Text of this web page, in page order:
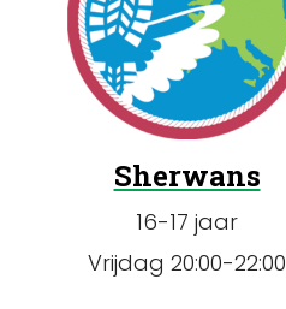
Sherwans
16-17 jaar
Vrijdag 20:00-22:00